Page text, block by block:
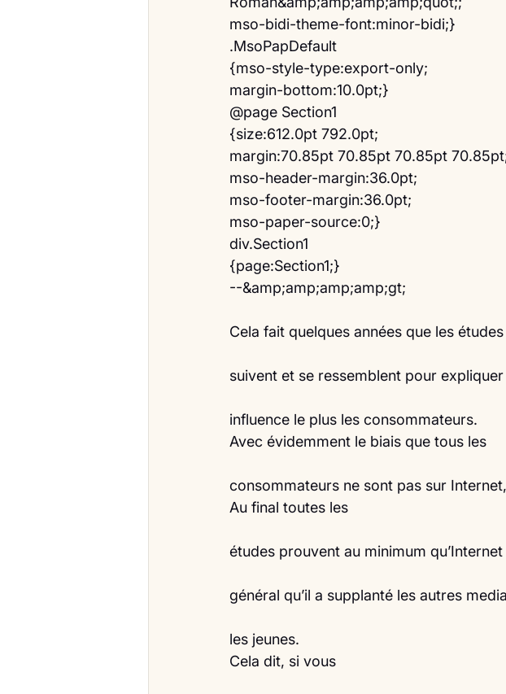
mso-bidi-theme-font:minor-bidi;}
.MsoPapDefault
{mso-style-type:export-only;
margin-bottom:10.0pt;}
@page Section1
{size:612.0pt 792.0pt;
margin:70.85pt 70.85pt 70.85pt
mso-header-margin:36.0pt;
mso-footer-margin:36.0pt;
mso-paper-source:0;}
div.Section1
{page:Section1;}
--&amp;amp;amp;amp;gt;
Cela fait quelques années que les
suivent et se ressemblent pour
influence le plus les consommateurs.
Avec évidemment le biais que tous les
consommateurs ne sont pas sur
Au final toutes les
études prouvent au minimum
général qu’il a supplanté les autres
les jeunes.
Cela dit, si vous